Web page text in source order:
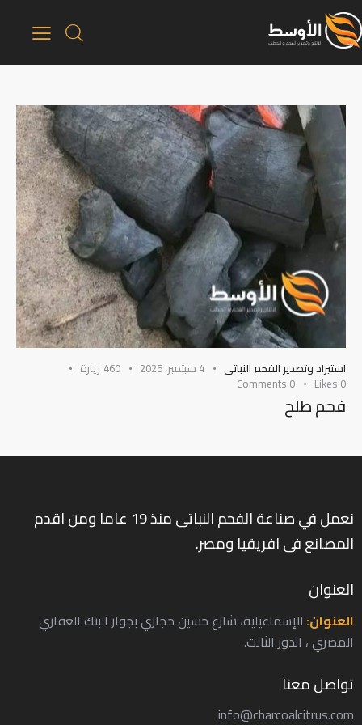
استيراد وتصدير الفحم النباتى 4 سبتمبر، 2025 460 زيارة
0
Likes
0
Comments
فحم طلح
نعمل في صناعة الفحم النباتى منذ 19 عاما ومن اقدم
المصانع فى افريقيا ومصر.
العنوان
العنوان: الإسماعيلية، شارع حسين حجازي بجوار البنك العقاري
المصري ، الدور الثالث.
تواصل معنا
info@charcoalcitrus.com